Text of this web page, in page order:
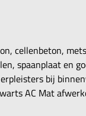
cellenbeton,
spaanplaat en
bij
AC Mat